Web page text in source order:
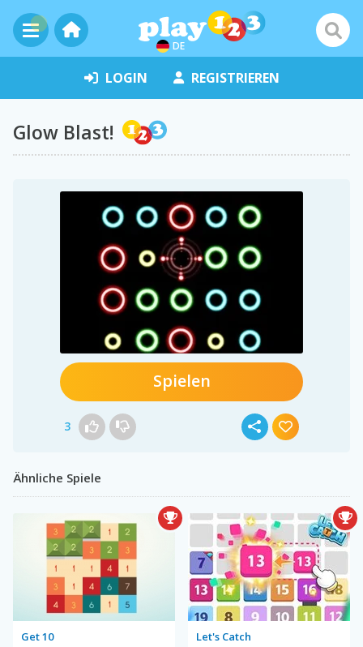
DE
LOGIN REGISTRIEREN
Glow Blast!
Spielen
3
Ähnliche Spiele
Get 10 Let's Catch